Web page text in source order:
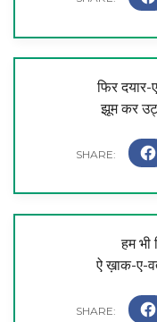
फिर
झूम कर
हम भी
ऐ ख़ाक-ए-